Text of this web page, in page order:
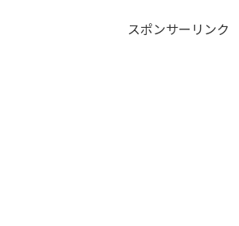
スポンサーリンク